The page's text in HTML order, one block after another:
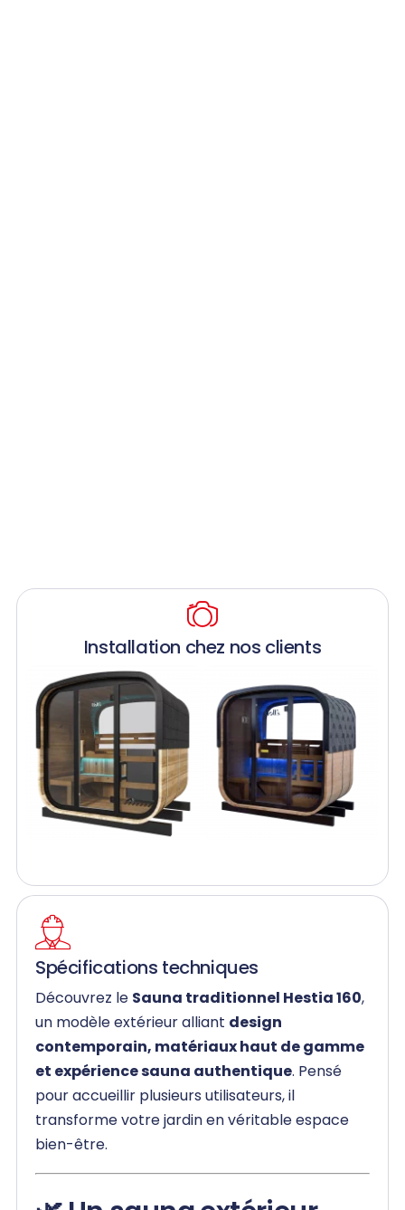
Installation chez nos clients
Spécifications techniques
Découvrez le Sauna traditionnel Hestia 160,
un modèle extérieur alliant design
contemporain, matériaux haut de gamme
et expérience sauna authentique. Pensé
pour accueillir plusieurs utilisateurs, il
transforme votre jardin en véritable espace
bien-être.